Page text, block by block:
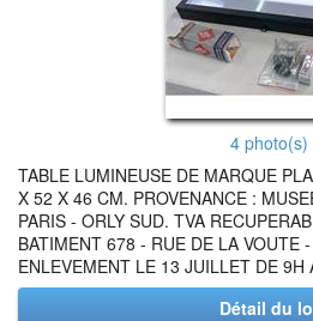
4 photo(s)
TABLE LUMINEUSE DE MARQUE
X 52 X 46 CM. PROVENANCE :
PARIS - ORLY SUD. TVA
BATIMENT 678 - RUE DE LA VOUTE
ENLEVEMENT LE 13 JUILLET DE 9H
Détail du